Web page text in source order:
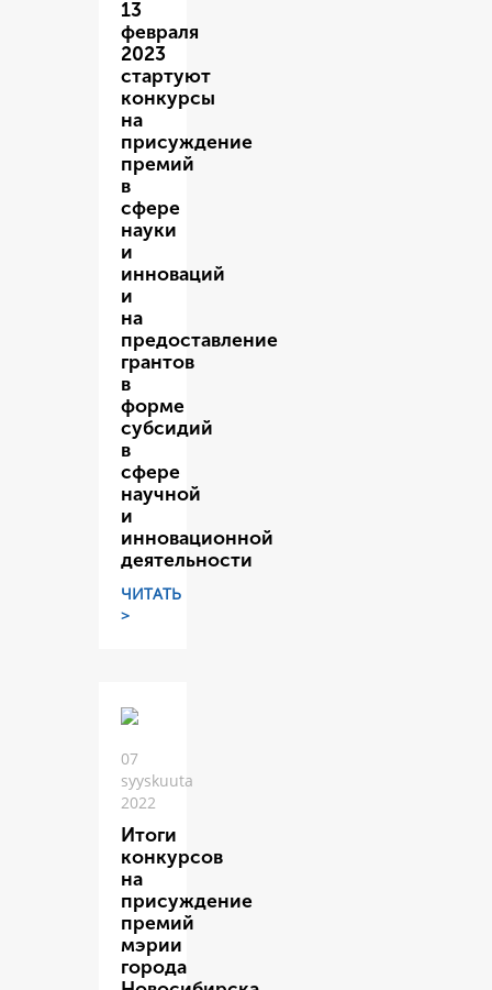
13
февраля
2023
стартуют
конкурсы
на
присуждение
премий
в
сфере
науки
и
инноваций
и
на
предоставление
грантов
в
форме
субсидий
в
сфере
научной
и
инновационной
деятельности
ЧИТАТЬ
>
07
syyskuuta
2022
Итоги
конкурсов
на
присуждение
премий
мэрии
города